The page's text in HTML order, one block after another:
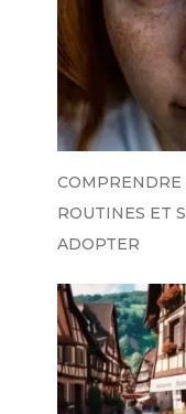
COMPRENDRE
ROUTINES ET
ADOPTER